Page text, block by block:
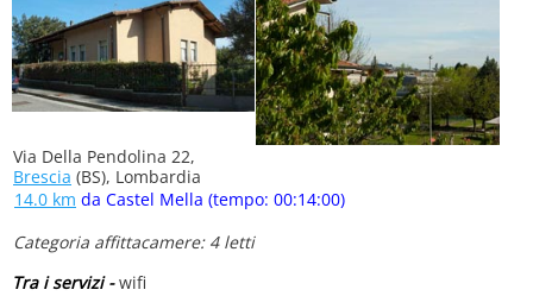
Via Della Pendolina 22,
Brescia (BS), Lombardia
14.0 km da Castel Mella (tempo: 00:14:00)
Categoria affittacamere: 4 letti
Tra i servizi -wifi